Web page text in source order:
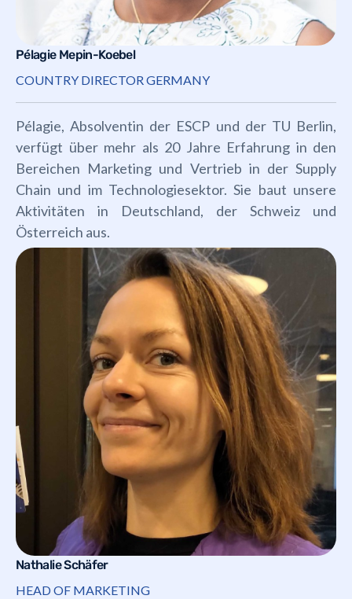
Pélagie Mepin-Koebel
COUNTRY DIRECTOR GERMANY
Pélagie, Absolventin der ESCP und der TU Berlin,
verfügt über mehr als 20 Jahre Erfahrung in den
Bereichen Marketing und Vertrieb in der Supply
Chain und im Technologiesektor. Sie baut unsere
Aktivitäten in Deutschland, der Schweiz und
Österreich aus.
Nathalie Schäfer
HEAD OF MARKETING